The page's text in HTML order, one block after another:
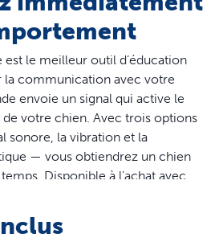
est le meilleur outil d’éducation
communication avec votre
envoie un signal qui active le
votre chien. Avec trois options
sonore, la vibration et la
— vous obtiendrez un chien
Disponible à l’achat avec
entraînement réussi en intérieur